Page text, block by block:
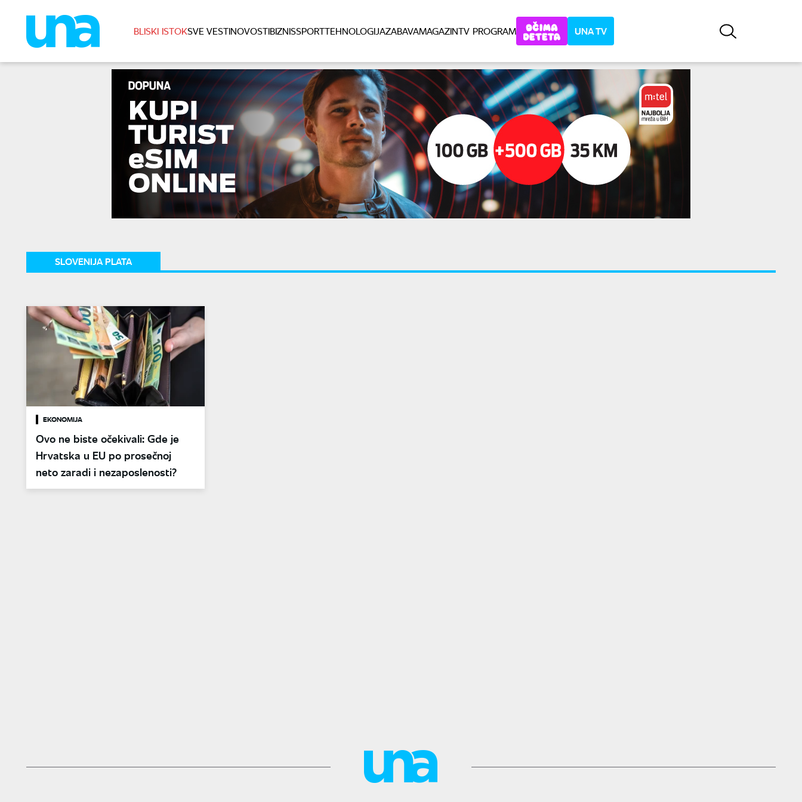
BLISKI ISTOKSVE VESTINOVOSTIBIZNISSPORTTEHNOLOGIJAZABAVAMAGAZINTV PROGRAM UNA TV
SLOVENIJA PLATA
EKONOMIJA
Ovo ne biste očekivali: Gde je
Hrvatska u EU po prosečnoj
neto zaradi i nezaposlenosti?